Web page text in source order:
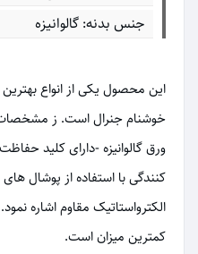
جنس بدنه: گالوانیزه
این محصول یکی از انواع بهترین
خوشنام جنرال است. ز
ورق گالوانیزه -دارای کلید
کنندگی با استفاده از پوشال
الکترواستاتیک مقاوم اشاره
کمترین میزان است.